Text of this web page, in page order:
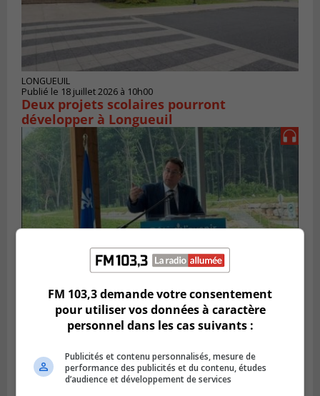
LONGUEUIL
Publié le 18 juillet 2026 à 10h00
Deux projets scolaires pourront
développer à Longueuil
SAINT-HUBERT
Publié le 14 juillet 2026 à 04h58
L’ÉNA de Saint-Hubert pourrait vivre une
forte croissance
FM 103,3 demande votre consentement
pour utiliser vos données à caractère
personnel dans les cas suivants :
Publicités et contenu personnalisés, mesure de
performance des publicités et du contenu, études
d’audience et développement de services